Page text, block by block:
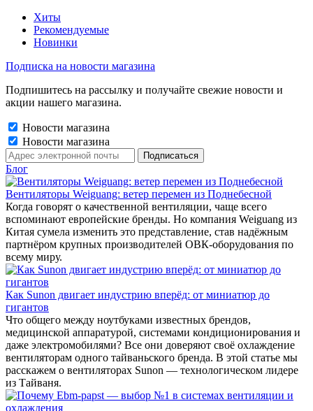
Хиты
Рекомендуемые
Новинки
Подписка на новости магазина
Подпишитесь на рассылку и получайте свежие новости и
акции нашего магазина.
Новости магазина
Новости магазина
Блог
Вентиляторы Weiguang: ветер перемен из Поднебесной
Когда говорят о качественной вентиляции, чаще всего
вспоминают европейские бренды. Но компания Weiguang из
Китая сумела изменить это представление, став надёжным
партнёром крупных производителей ОВК-оборудования по
всему миру.
Как Sunon двигает индустрию вперёд: от миниатюр до
гигантов
Что общего между ноутбуками известных брендов,
медицинской аппаратурой, системами кондиционирования и
даже электромобилями? Все они доверяют своё охлаждение
вентиляторам одного тайваньского бренда. В этой статье мы
расскажем о вентиляторах Sunon — технологическом лидере
из Тайваня.